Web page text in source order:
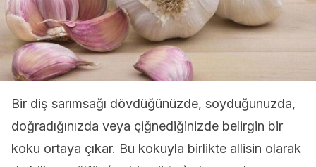
Bir diş sarımsağı dövdüğünüzde, soyduğunuzda,
doğradığınızda veya çiğnediğinizde belirgin bir
koku ortaya çıkar. Bu kokuyla birlikte allisin olarak